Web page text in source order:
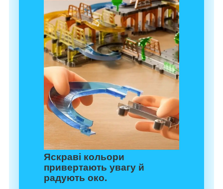
Яскраві кольори
привертають увагу й
радують око.